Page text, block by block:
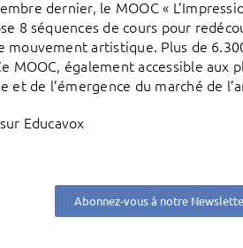
dernier, le MOOC «
8 séquences de cours pour
mouvement artistique. Plus de
MOOC, également accessible aux
et de l’émergence du marché de
Educavox
Abonnez-vous à notre